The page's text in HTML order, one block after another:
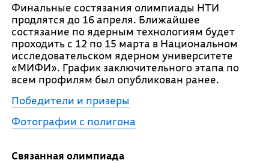
Финальные состязания олимпиады НТИ
продлятся до 16 апреля. Ближайшее
состязание по ядерным технологиям будет
проходить с 12 по 15 марта в Национальном
исследовательском ядерном университете
«МИФИ». График заключительного этапа по
всем профилям был опубликован ранее.
Победители и призеры
Фотографии с полигона
Связанная олимпиада